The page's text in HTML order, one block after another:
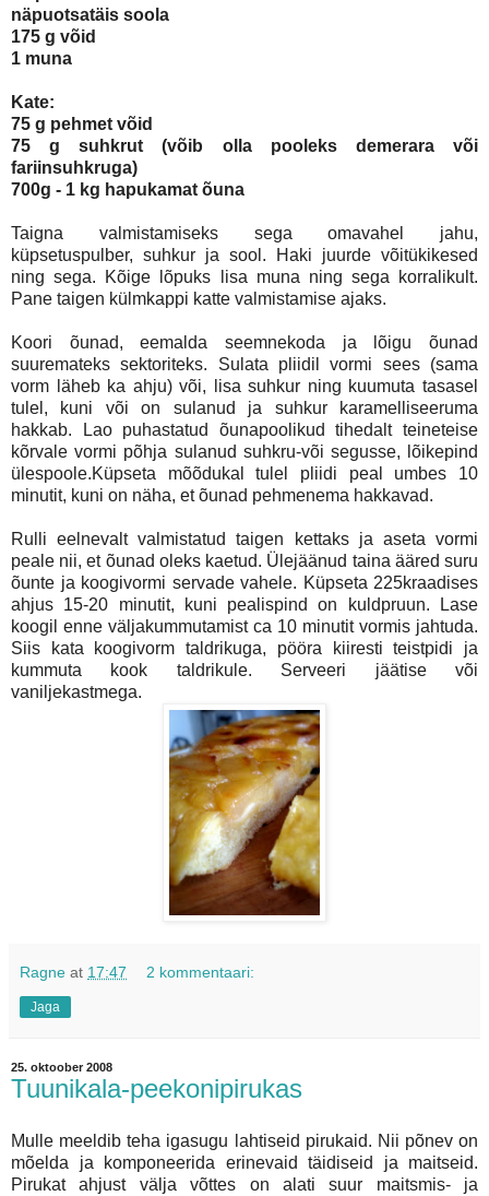
näpuotsatäis soola
175 g võid
1 muna
Kate:
75 g pehmet võid
75 g suhkrut (võib olla pooleks demerara või
fariinsuhkruga)
700g - 1 kg hapukamat õuna
Taigna valmistamiseks sega omavahel jahu,
küpsetuspulber, suhkur ja sool. Haki juurde võitükikesed
ning sega. Kõige lõpuks lisa muna ning sega korralikult.
Pane taigen külmkappi katte valmistamise ajaks.
Koori õunad, eemalda seemnekoda ja lõigu õunad
suuremateks sektoriteks. Sulata pliidil vormi sees (sama
vorm läheb ka ahju) või, lisa suhkur ning kuumuta tasasel
tulel, kuni või on sulanud ja suhkur karamelliseeruma
hakkab. Lao puhastatud õunapoolikud tihedalt teineteise
kõrvale vormi põhja sulanud suhkru-või segusse, lõikepind
ülespoole.Küpseta mõõdukal tulel pliidi peal umbes 10
minutit, kuni on näha, et õunad pehmenema hakkavad.
Rulli eelnevalt valmistatud taigen kettaks ja aseta vormi
peale nii, et õunad oleks kaetud. Ülejäänud taina ääred suru
õunte ja koogivormi servade vahele. Küpseta 225kraadises
ahjus 15-20 minutit, kuni pealispind on kuldpruun. Lase
koogil enne väljakummutamist ca 10 minutit vormis jahtuda.
Siis kata koogivorm taldrikuga, pööra kiiresti teistpidi ja
kummuta kook taldrikule. Serveeri jäätise või
vaniljekastmega.
Ragne at 17:47 2 kommentaari:
Jaga
25. oktoober 2008
Tuunikala-peekonipirukas
Mulle meeldib teha igasugu lahtiseid pirukaid. Nii põnev on
mõelda ja komponeerida erinevaid täidiseid ja maitseid.
Pirukat ahjust välja võttes on alati suur maitsmis- ja